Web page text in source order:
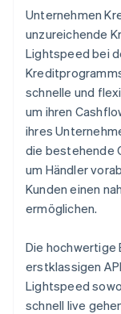
Unternehmen
unzureichende
Lightspeed bei
schnelle und
um ihren
ihres
die bestehende
um Händler
Kunden einen
ermöglichen.
Die hochwertige
erstklassigen
Lightspeed
schnell live